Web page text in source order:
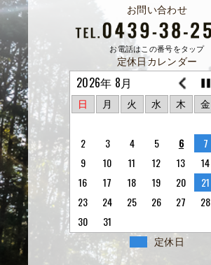
お問い合わせ
お電話はこの番号をタップ
定休日カレンダー
2026年 8月
日 月 火 水 木 金
2
3 4 5 6 7
9
10 11 12 13 14
16
17 18 19 20 21
23
24 25 26 27 28
30
31
定休日